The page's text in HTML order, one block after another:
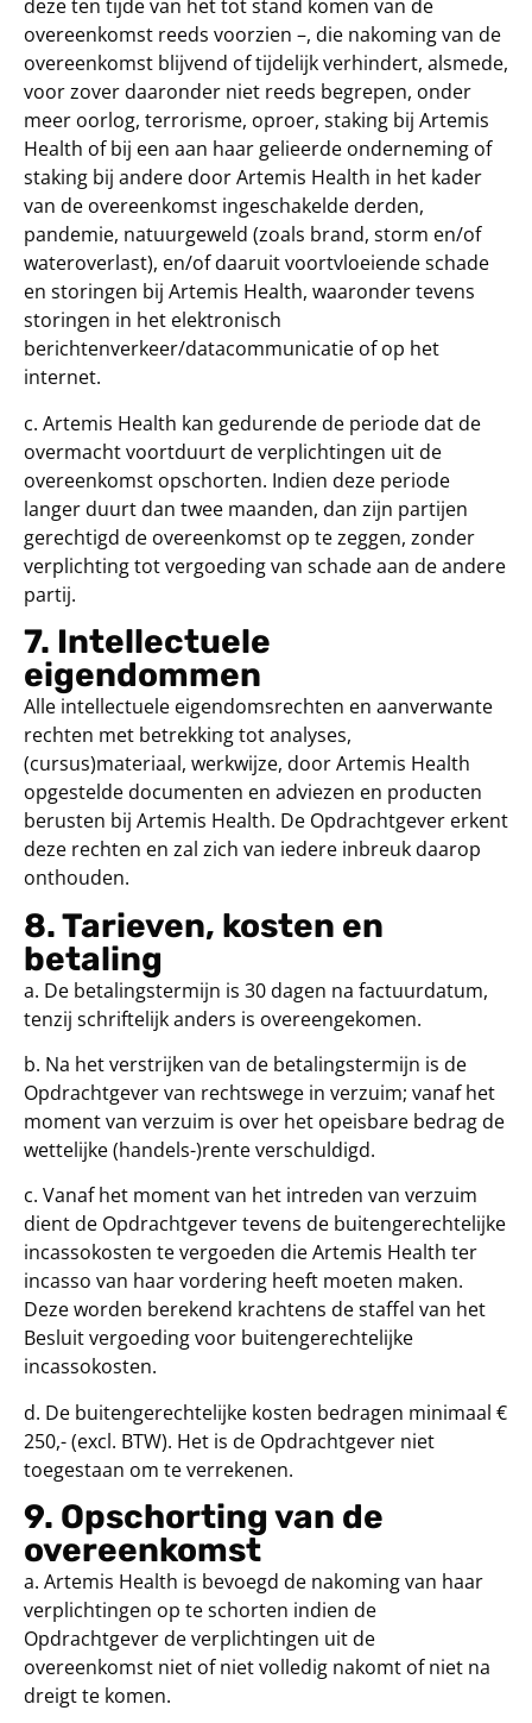
deze ten tijde van het tot stand komen van de
overeenkomst reeds voorzien –, die nakoming van de
overeenkomst blijvend of tijdelijk verhindert, alsmede,
voor zover daaronder niet reeds begrepen, onder
meer oorlog, terrorisme, oproer, staking bij Artemis
Health of bij een aan haar gelieerde onderneming of
staking bij andere door Artemis Health in het kader
van de overeenkomst ingeschakelde derden,
pandemie, natuurgeweld (zoals brand, storm en/of
wateroverlast), en/of daaruit voortvloeiende schade
en storingen bij Artemis Health, waaronder tevens
storingen in het elektronisch
berichtenverkeer/datacommunicatie of op het
internet.
c. Artemis Health kan gedurende de periode dat de
overmacht voortduurt de verplichtingen uit de
overeenkomst opschorten. Indien deze periode
langer duurt dan twee maanden, dan zijn partijen
gerechtigd de overeenkomst op te zeggen, zonder
verplichting tot vergoeding van schade aan de andere
partij.
7. Intellectuele
eigendommen
Alle intellectuele eigendomsrechten en aanverwante
rechten met betrekking tot analyses,
(cursus)materiaal, werkwijze, door Artemis Health
opgestelde documenten en adviezen en producten
berusten bij Artemis Health. De Opdrachtgever erkent
deze rechten en zal zich van iedere inbreuk daarop
onthouden.
8. Tarieven, kosten en
betaling
a. De betalingstermijn is 30 dagen na factuurdatum,
tenzij schriftelijk anders is overeengekomen.
b. Na het verstrijken van de betalingstermijn is de
Opdrachtgever van rechtswege in verzuim; vanaf het
moment van verzuim is over het opeisbare bedrag de
wettelijke (handels-)rente verschuldigd.
c. Vanaf het moment van het intreden van verzuim
dient de Opdrachtgever tevens de buitengerechtelijke
incassokosten te vergoeden die Artemis Health ter
incasso van haar vordering heeft moeten maken.
Deze worden berekend krachtens de staffel van het
Besluit vergoeding voor buitengerechtelijke
incassokosten.
d. De buitengerechtelijke kosten bedragen minimaal €
250,- (excl. BTW). Het is de Opdrachtgever niet
toegestaan om te verrekenen.
9. Opschorting van de
overeenkomst
a. Artemis Health is bevoegd de nakoming van haar
verplichtingen op te schorten indien de
Opdrachtgever de verplichtingen uit de
overeenkomst niet of niet volledig nakomt of niet na
dreigt te komen.